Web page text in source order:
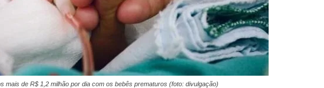
mais de R$ 1,2 milhão por dia com os bebês prematuros (foto: divulgação)